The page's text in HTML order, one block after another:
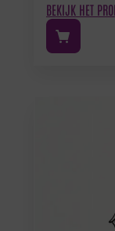
BEKIJK HET